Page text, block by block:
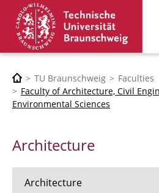
TU Braunschweig
Faculties
Faculty of Architecture, Civil
Environmental Sciences
Architecture
Architecture